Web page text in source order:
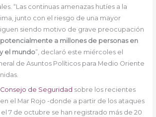
“Las continuas amenazas hutíes a la
junto con el riesgo de una mayor
siendo motivo de grave preocupación
a millones de personas en
el mundo”, declaró este miércoles el
de Asuntos Políticos para Medio Oriente
Consejo de Seguridad sobre los recientes
el Mar Rojo -donde a partir de los ataques
el 7 de octubre se han registrado más de 20